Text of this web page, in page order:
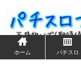
ホーム パチスロ